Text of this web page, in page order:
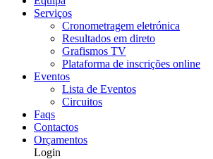
Serviços
Cronometragem eletrónica
Resultados em direto
Grafismos TV
Plataforma de inscrições online
Eventos
Lista de Eventos
Circuitos
Faqs
Contactos
Orçamentos
Login